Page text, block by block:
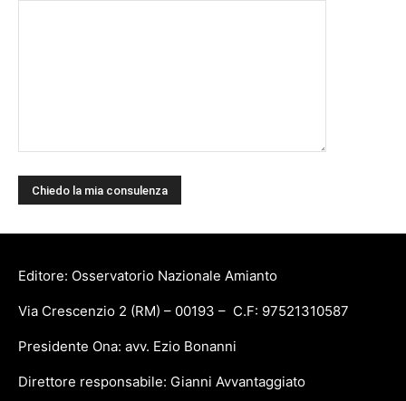
Editore: Osservatorio Nazionale Amianto
Via Crescenzio 2 (RM) – 00193 – C.F: 97521310587
Presidente Ona: avv. Ezio Bonanni
Direttore responsabile: Gianni Avvantaggiato